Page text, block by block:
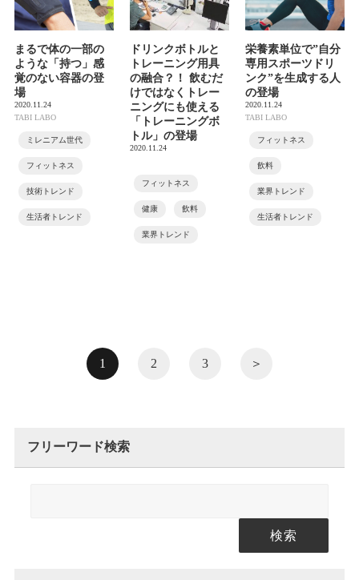
フリーワード検索
検索
まるで体の一部の
ような「持つ」感
覚のない容器の登
場
2020.11.24
TABI LABO
ミレニアム世代
フィットネス
技術トレンド
生活者トレンド
ドリンクボトルと
トレーニング用具
の融合？！ 飲むだ
けではなくトレー
ニングにも使える
「トレーニングボ
トル」の登場
2020.11.24
フィットネス
健康 飲料
業界トレンド
栄養素単位で”自分
専用スポーツドリ
ンク”を生成する人
の登場
2020.11.24
TABI LABO
フィットネス
飲料
業界トレンド
生活者トレンド
1 2 3 ＞